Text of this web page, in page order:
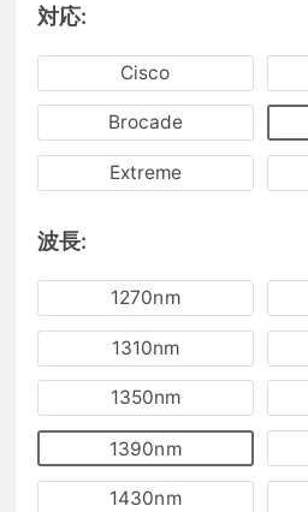
対応:
Cisco
Brocade
Extreme
波長:
1270nm
1310nm
1350nm
1390nm
1430nm